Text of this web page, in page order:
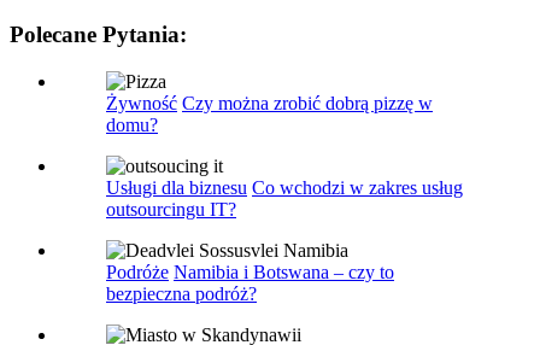
Polecane Pytania:
Żywność Czy można zrobić dobrą pizzę w
domu?
Usługi dla biznesu Co wchodzi w zakres usług
outsourcingu IT?
Podróże Namibia i Botswana – czy to
bezpieczna podróż?